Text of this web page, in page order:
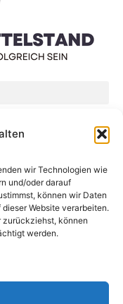
wir Technologien wie
und/oder darauf
können wir Daten
Website verarbeiten.
zurückziehst, können
werden.
Large
zwischen